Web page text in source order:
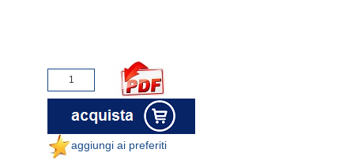
aggiungi ai preferiti